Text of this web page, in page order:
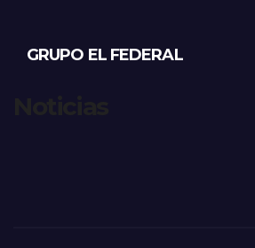
GRUPO EL FEDERAL